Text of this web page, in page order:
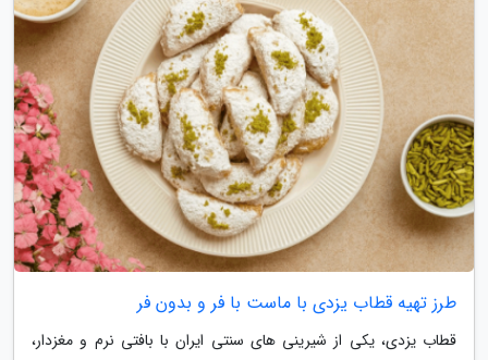
طرز تهیه قطاب یزدی با ماست با فر و بدون فر
قطاب یزدی، یکی از شیرینی های سنتی ایران با بافتی نرم و مغزدار،